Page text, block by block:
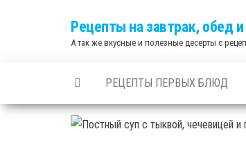
Рецепты на завтрак, обед
А так же вкусные и полезные десерты с
РЕЦЕПТЫ ПЕРВЫХ БЛЮД